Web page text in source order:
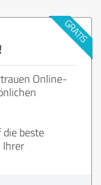
Online-
die beste
Ihrer